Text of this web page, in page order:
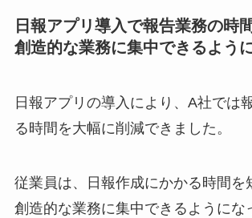
日報アプリ導入で報告業務の時
創造的な業務に集中できるよう
日報アプリの導入により、A社では
る時間を大幅に削減できました。
従業員は、日報作成にかかる時間を
創造的な業務に集中できるようにな